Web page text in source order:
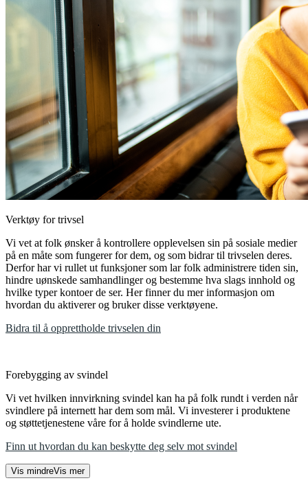
Verktøy for trivsel
Vi vet at folk ønsker å kontrollere opplevelsen sin på sosiale medier
på en måte som fungerer for dem, og som bidrar til trivselen deres.
Derfor har vi rullet ut funksjoner som lar folk administrere tiden sin,
hindre uønskede samhandlinger og bestemme hva slags innhold og
hvilke typer kontoer de ser. Her finner du mer informasjon om
hvordan du aktiverer og bruker disse verktøyene.
Bidra til å opprettholde trivselen din
Forebygging av svindel
Vi vet hvilken innvirkning svindel kan ha på folk rundt i verden når
svindlere på internett har dem som mål. Vi investerer i produktene
og støttetjenestene våre for å holde svindlerne ute.
Finn ut hvordan du kan beskytte deg selv mot svindel
Vis mindreVis mer